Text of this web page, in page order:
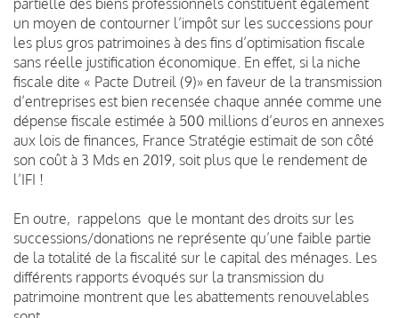
un moyen de contourner l’impôt sur les successions pour
les plus gros patrimoines à des fins d’optimisation fiscale
sans réelle justification économique. En effet, si la niche
fiscale dite « Pacte Dutreil (9)» en faveur de la transmission
d’entreprises est bien recensée chaque année comme une
dépense fiscale estimée à 500 millions d’euros en annexes
aux lois de finances, France Stratégie estimait de son côté
son coût à 3 Mds en 2019, soit plus que le rendement de
l’IFI !
En outre, rappelons que le montant des droits sur les
successions/donations ne représente qu’une faible partie
de la totalité de la fiscalité sur le capital des ménages. Les
différents rapports évoqués sur la transmission du
patrimoine montrent que les abattements renouvelables